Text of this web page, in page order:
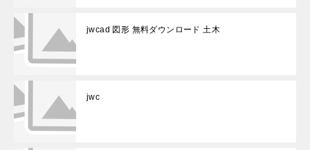
jwcad 図形 無料ダウンロード 土木
jwc